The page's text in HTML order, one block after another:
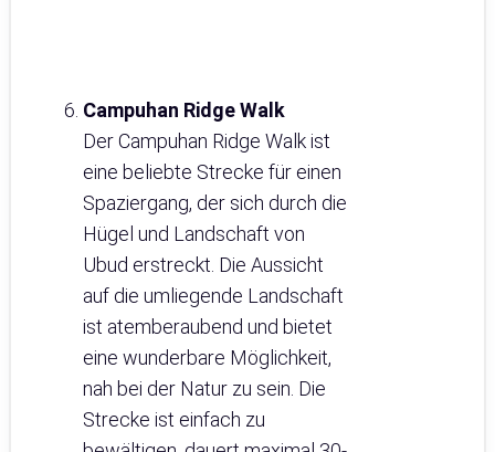
Campuhan Ridge Walk
Der Campuhan Ridge Walk ist
eine beliebte Strecke für einen
Spaziergang, der sich durch die
Hügel und Landschaft von
Ubud erstreckt. Die Aussicht
auf die umliegende Landschaft
ist atemberaubend und bietet
eine wunderbare Möglichkeit,
nah bei der Natur zu sein. Die
Strecke ist einfach zu